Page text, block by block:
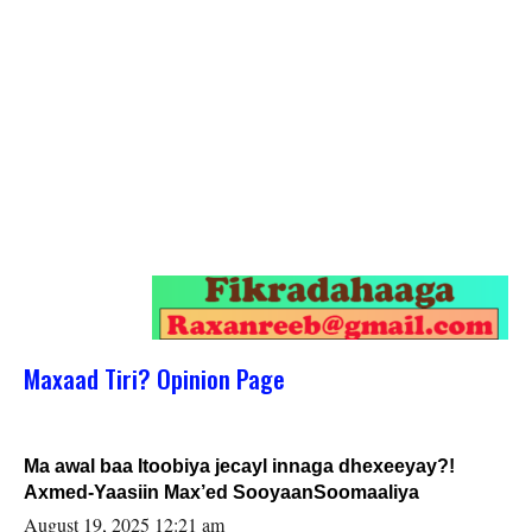
Maxaad Tiri? Opinion Page
Ma awal baa Itoobiya jecayl innaga dhexeeyay?!
Axmed-Yaasiin Max’ed SooyaanSoomaaliya
August 19, 2025 12:21 am